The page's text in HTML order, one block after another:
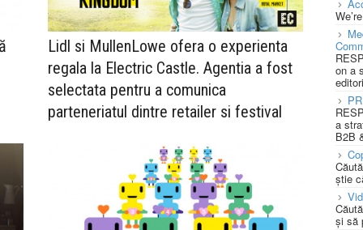
Lidl si MullenLowe ofera o experienta
regala la Electric Castle. Agentia a fost
selectata pentru a comunica
parteneriatul dintre retailer si festival
on a
a
B2B
știe
și să